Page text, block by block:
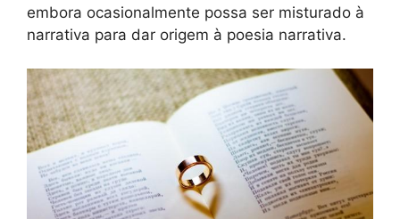
embora ocasionalmente possa ser misturado à
narrativa para dar origem à poesia narrativa.